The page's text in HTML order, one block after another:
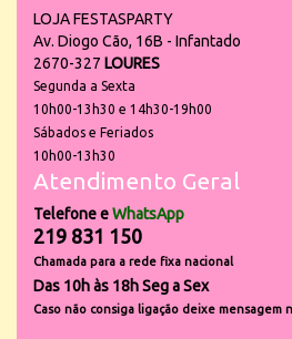
LOJA FESTASPARTY
Av. Diogo Cão, 16B - Infantado
2670-327 LOURES
Segunda a Sexta
10h00-13h30 e 14h30-19h00
Sábados e Feriados
10h00-13h30
Atendimento Geral
Telefone eWhatsApp
219 831 150
Chamada para a rede fixa nacional
Das 10h às 18h Seg a Sex
Caso não consiga ligação deixe mensagem